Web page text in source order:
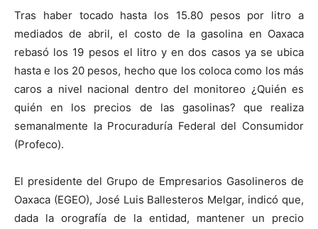
Tras haber tocado hasta los 15.80 pesos por litro a
mediados de abril, el costo de la gasolina en Oaxaca
rebasó los 19 pesos el litro y en dos casos ya se ubica
hasta e los 20 pesos, hecho que los coloca como los más
caros a nivel nacional dentro del monitoreo ¿Quién es
quién en los precios de las gasolinas? que realiza
semanalmente la Procuraduría Federal del Consumidor
(Profeco).
El presidente del Grupo de Empresarios Gasolineros de
Oaxaca (EGEO), José Luis Ballesteros Melgar, indicó que,
dada la orografía de la entidad, mantener un precio